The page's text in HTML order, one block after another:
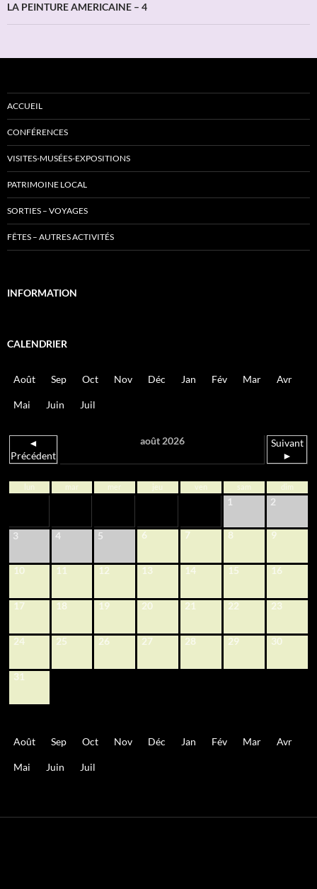
LA PEINTURE AMERICAINE – 4
ACCUEIL
CONFÉRENCES
VISITES-MUSÉES-EXPOSITIONS
PATRIMOINE LOCAL
SORTIES – VOYAGES
FÊTES – AUTRES ACTIVITÉS
INFORMATION
CALENDRIER
Août Sep Oct Nov Déc Jan Fév Mar Avr
Mai Juin Juil
◄
Précédent
août 2026
Suivant
►
lun mar mer jeu ven sam dim
1 2
3 4 5 6 7 8 9
10 11 12 13 14 15 16
17 18 19 20 21 22 23
24 25 26 27 28 29 30
31
Août Sep Oct Nov Déc Jan Fév Mar Avr
Mai Juin Juil